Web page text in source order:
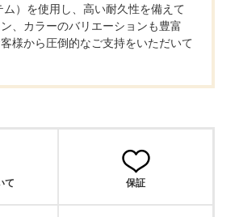
ム）を使用し、高い耐久性を備えて
、カラーのバリエーションも豊富
様から圧倒的なご支持をいただいて
て 保証